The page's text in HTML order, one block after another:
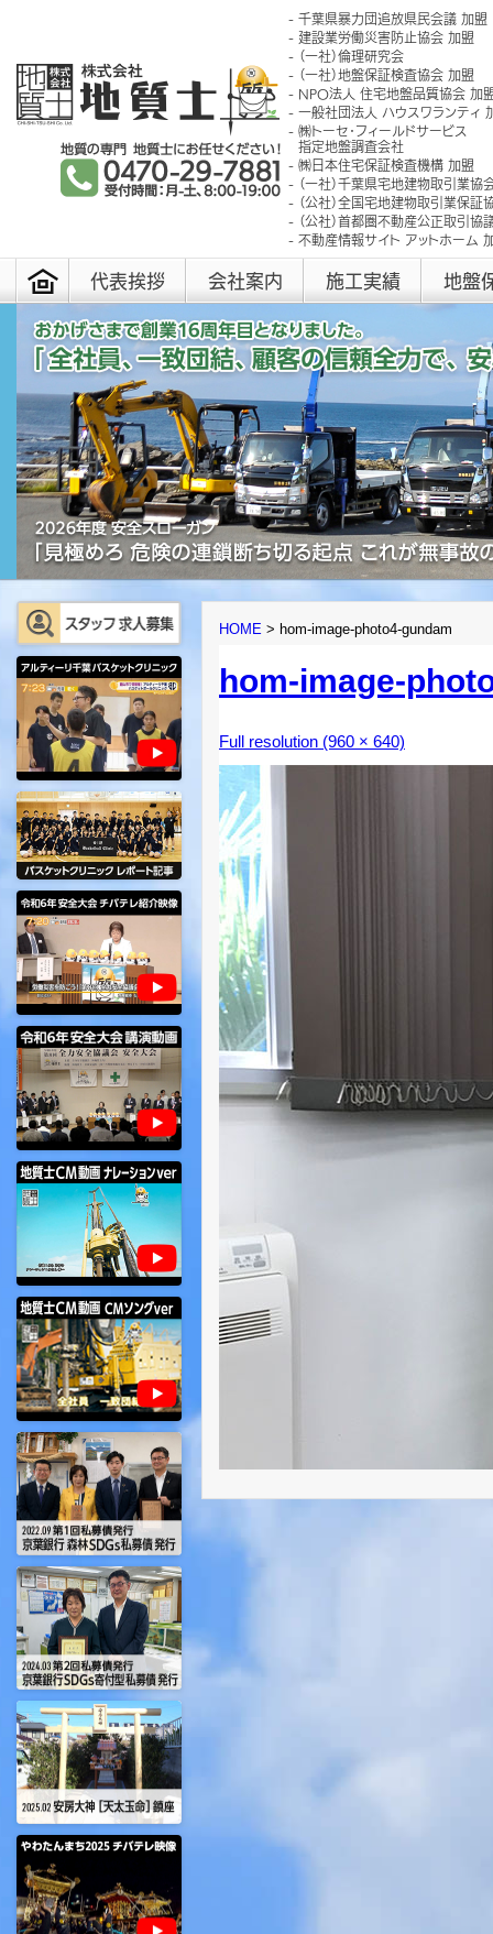
千葉県暴力団追放県民会議 加盟
建設業労働災害防止協会 加盟
（一社）倫理研究会
（一社）地盤保証検査協会 加盟
NPO法人 住宅地盤品質協会 加
一般社団法人 ハウスワランティ
㈱トーセ･フィールドサービス
指定地盤調査会社
㈱日本住宅保証検査機構 加盟
（一社）千葉県宅地建物取引業協
（公社）全国宅地建物取引業保証
（公社）首都圏不動産公正取引協
不動産情報サイト アットホーム
代表挨拶 会社案内 施工実績 地盤
HOME > hom-image-photo4-gundam
hom-image-
Full resolution (960 × 640)